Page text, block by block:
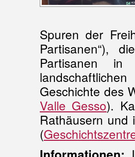
Spuren der
Partisanen“),
Partisanen
Geschichte des
Valle Gesso).
Rathäusern und
(